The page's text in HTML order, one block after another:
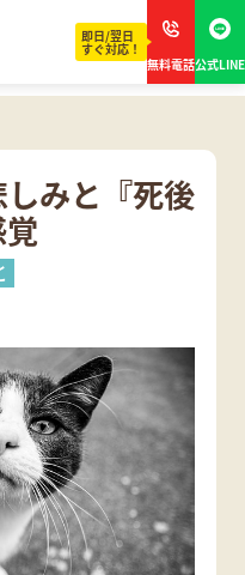
即日/翌日
すぐ対応！
無料電話公式LINE
みと『死後